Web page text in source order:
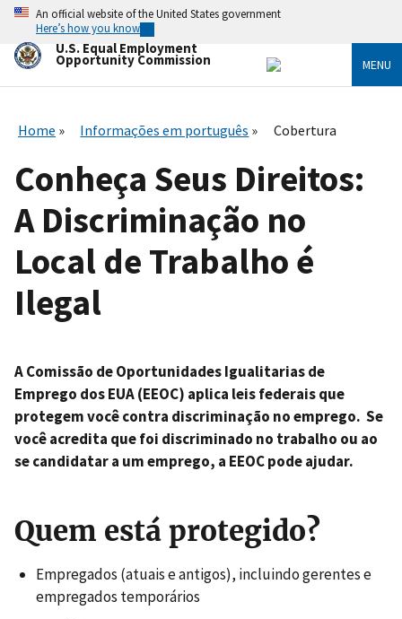
Skip
main
content
An official website of the United States government
Here’s how you know
U.S. Equal Employment
Opportunity Commission MENU
Home Informações em português Cobertura
Conheça Seus Direitos:
A Discriminação no
Local de Trabalho é
Ilegal
A Comissão de Oportunidades Igualitarias de
Emprego dos EUA (EEOC) aplica leis federais que
protegem você contra discriminação no emprego. Se
você acredita que foi discriminado no trabalho ou ao
se candidatar a um emprego, a EEOC pode ajudar.
Quem está protegido?
Empregados (atuais e antigos), incluindo gerentes e
empregados temporários